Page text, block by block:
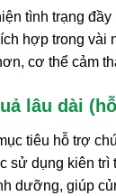
tình trạng
hợp trong vài
cơ thể cảm
lâu dài
tiêu hỗ trợ
sử dụng kiên trì
dưỡng, giúp